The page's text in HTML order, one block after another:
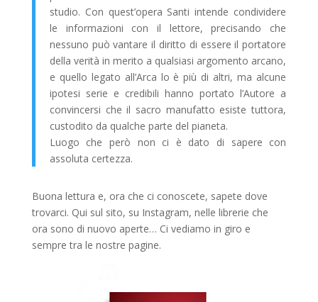
studio. Con quest’opera Santi intende condividere
le informazioni con il lettore, precisando che
nessuno può vantare il diritto di essere il portatore
della verità in merito a qualsiasi argomento arcano,
e quello legato all’Arca lo è più di altri, ma alcune
ipotesi serie e credibili hanno portato l’Autore a
convincersi che il sacro manufatto esiste tuttora,
custodito da qualche parte del pianeta.
Luogo che però non ci è dato di sapere con
assoluta certezza.
Buona lettura e, ora che ci conoscete, sapete dove
trovarci. Qui sul sito, su Instagram, nelle librerie che
ora sono di nuovo aperte… Ci vediamo in giro e
sempre tra le nostre pagine.